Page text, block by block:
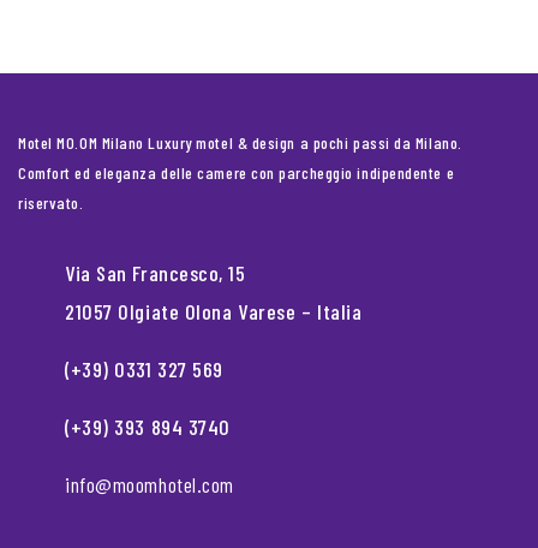
Motel MO.OM Milano Luxury motel & design a pochi passi da Milano.
Comfort ed eleganza delle camere con parcheggio indipendente e
riservato.
Via San Francesco, 15
21057 Olgiate Olona Varese – Italia
(+39) 0331 327 569
(+39) 393 894 3740
info@moomhotel.com